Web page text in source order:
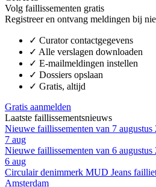
Volg faillissementen gratis
Registreer en ontvang meldingen bij
✓ Curator contactgegevens
✓ Alle verslagen downloaden
✓ E-mailmeldingen instellen
✓ Dossiers opslaan
✓ Gratis, altijd
Gratis aanmelden
Laatste faillissementsnieuws
Nieuwe faillissementen van 7 augustus
7 aug
Nieuwe faillissementen van 6 augustus
6 aug
Circulair denimmerk MUD Jeans
Amsterdam